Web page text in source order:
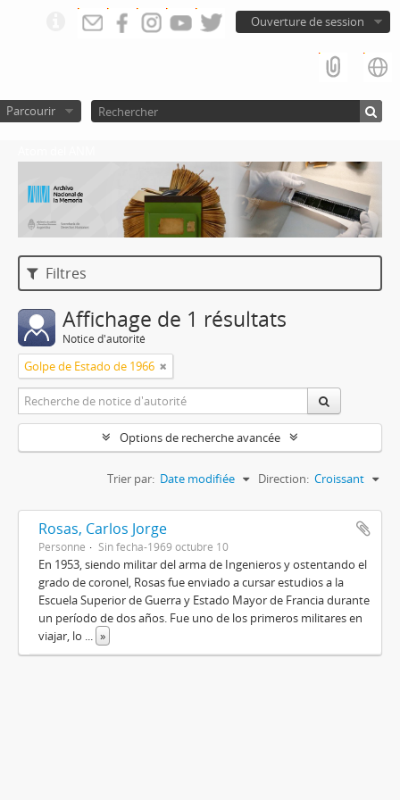
Ouverture de session
Parcourir
Filtres
Affichage de 1 résultats
Notice d'autorité
Golpe de Estado de 1966
Options de recherche avancée
Trier par: Date modifiée Direction: Croissant
Rosas, Carlos Jorge
Personne Sin fecha-1969 octubre 10
En 1953, siendo militar del arma de Ingenieros y ostentando el
grado de coronel, Rosas fue enviado a cursar estudios a la
Escuela Superior de Guerra y Estado Mayor de Francia durante
un período de dos años. Fue uno de los primeros militares en
viajar, lo ... »